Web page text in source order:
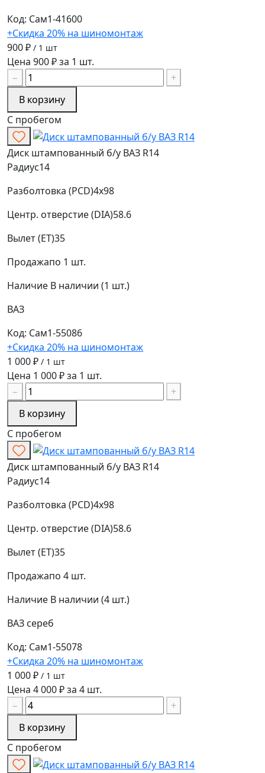
Код: Сам1-41600
+Скидка 20% на шиномонтаж
900 ₽ / 1 шт
Цена 900 ₽ за 1 шт.
−
+
В корзину
С пробегом
Диск штампованный б/у ВАЗ R14
Радиус14
Разболтовка (PCD)4x98
Центр. отверстие (DIA)58.6
Вылет (ET)35
Продажапо 1 шт.
Наличие В наличии (1 шт.)
ВАЗ
Код: Сам1-55086
+Скидка 20% на шиномонтаж
1 000 ₽ / 1 шт
Цена 1 000 ₽ за 1 шт.
−
+
В корзину
С пробегом
Диск штампованный б/у ВАЗ R14
Радиус14
Разболтовка (PCD)4x98
Центр. отверстие (DIA)58.6
Вылет (ET)35
Продажапо 4 шт.
Наличие В наличии (4 шт.)
ВАЗ сереб
Код: Сам1-55078
+Скидка 20% на шиномонтаж
1 000 ₽ / 1 шт
Цена 4 000 ₽ за 4 шт.
−
+
В корзину
С пробегом